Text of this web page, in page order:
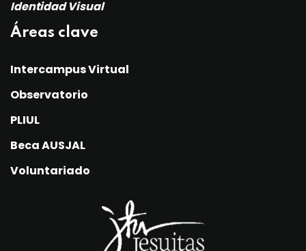
Identidad Visual
Áreas clave
Intercampus Virtual
Observatorio
PLIUL
Beca AUSJAL
Voluntariado